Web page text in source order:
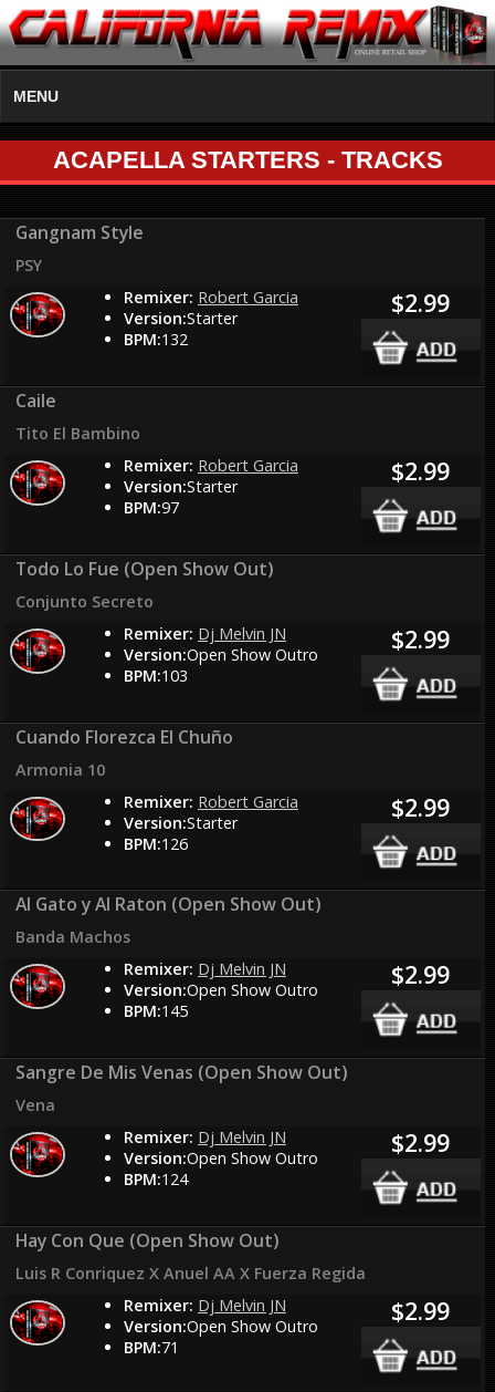
MENU
ACAPELLA STARTERS - TRACKS
Gangnam Style
PSY
Remixer: Robert Garcia
Version:Starter
BPM:132
$2.99
Caile
Tito El Bambino
Remixer: Robert Garcia
Version:Starter
BPM:97
$2.99
Todo Lo Fue (Open Show Out)
Conjunto Secreto
Remixer: Dj Melvin JN
Version:Open Show Outro
BPM:103
$2.99
Cuando Florezca El Chuño
Armonia 10
Remixer: Robert Garcia
Version:Starter
BPM:126
$2.99
Al Gato y Al Raton (Open Show Out)
Banda Machos
Remixer: Dj Melvin JN
Version:Open Show Outro
BPM:145
$2.99
Sangre De Mis Venas (Open Show Out)
Vena
Remixer: Dj Melvin JN
Version:Open Show Outro
BPM:124
$2.99
Hay Con Que (Open Show Out)
Luis R Conriquez X Anuel AA X Fuerza Regida
Remixer: Dj Melvin JN
Version:Open Show Outro
BPM:71
$2.99